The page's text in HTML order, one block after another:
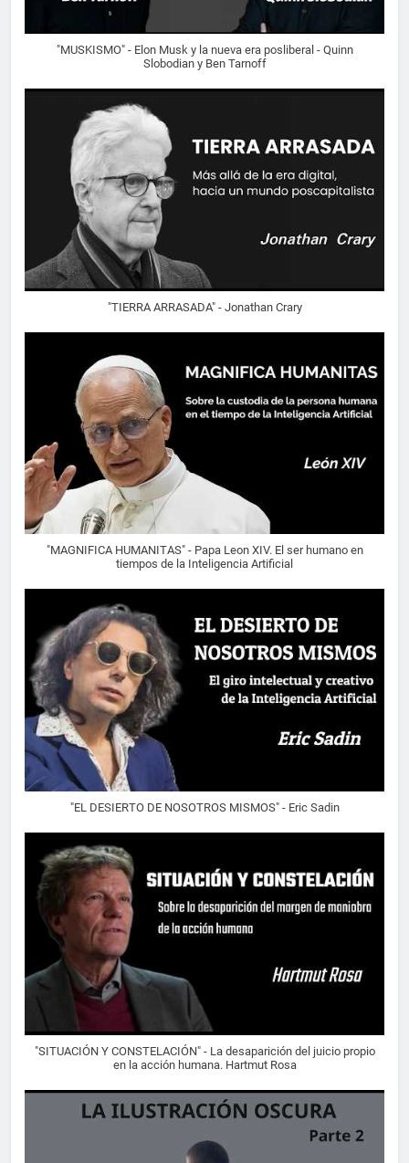
"MUSKISMO" - Elon Musk y la nueva era posliberal - Quinn
Slobodian y Ben Tarnoff
"TIERRA ARRASADA" - Jonathan Crary
"MAGNIFICA HUMANITAS" - Papa Leon XIV. El ser humano en
tiempos de la Inteligencia Artificial
"EL DESIERTO DE NOSOTROS MISMOS" - Eric Sadin
"SITUACIÓN Y CONSTELACIÓN" - La desaparición del juicio propio
en la acción humana. Hartmut Rosa